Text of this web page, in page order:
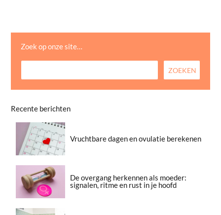
Zoek op onze site…
Recente berichten
Vruchtbare dagen en ovulatie berekenen
De overgang herkennen als moeder:
signalen, ritme en rust in je hoofd